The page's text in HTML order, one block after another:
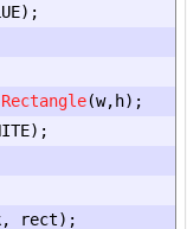
);
Rectangle(w,h);
);
, rect);